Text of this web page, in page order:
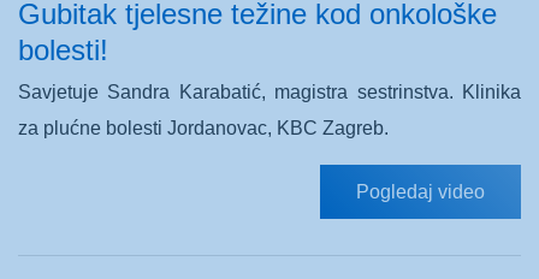
Gubitak tjelesne težine kod onkološke
bolesti!
Savjetuje Sandra Karabatić, magistra sestrinstva. Klinika
za plućne bolesti Jordanovac, KBC Zagreb.
Pogledaj video